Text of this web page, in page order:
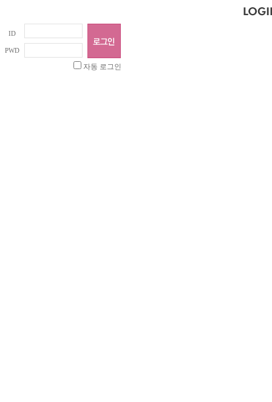
ID
PWD
자동 로그인